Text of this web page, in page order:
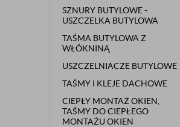
SZNURY BUTYLOWE -
USZCZELKA BUTYLOWA
TAŚMA BUTYLOWA Z
WŁÓKNINĄ
USZCZELNIACZE BUTYLOWE
TAŚMY I KLEJE DACHOWE
CIEPŁY MONTAŻ OKIEN,
TAŚMY DO CIEPŁEGO
MONTAŻU OKIEN